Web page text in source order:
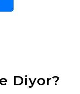
Diyor?